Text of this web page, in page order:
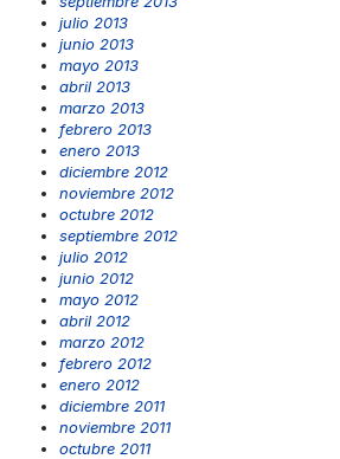
julio 2013
junio 2013
mayo 2013
abril 2013
marzo 2013
febrero 2013
enero 2013
diciembre 2012
noviembre 2012
octubre 2012
septiembre 2012
julio 2012
junio 2012
mayo 2012
abril 2012
marzo 2012
febrero 2012
enero 2012
diciembre 2011
noviembre 2011
octubre 2011